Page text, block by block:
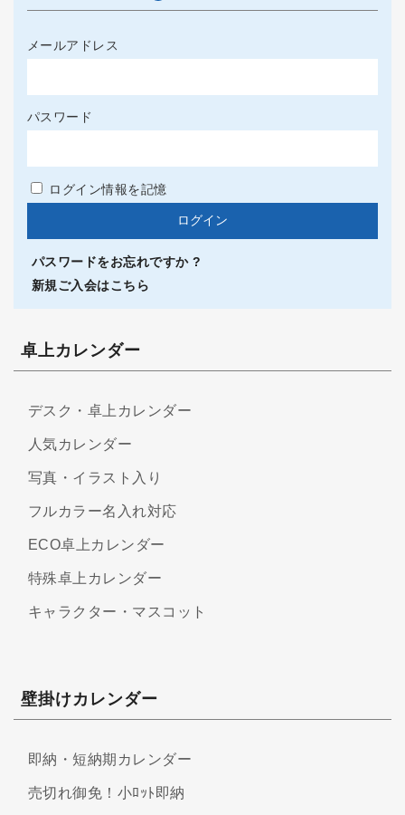
メールアドレス
パスワード
ログイン情報を記憶
パスワードをお忘れですか ?
新規ご入会はこちら
卓上カレンダー
デスク・卓上カレンダー
人気カレンダー
写真・イラスト入り
フルカラー名入れ対応
ECO卓上カレンダー
特殊卓上カレンダー
キャラクター・マスコット
壁掛けカレンダー
即納・短納期カレンダー
売切れ御免！小ﾛｯﾄ即納